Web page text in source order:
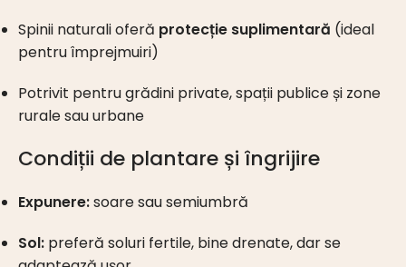
Spinii naturali oferă protecție suplimentară (ideal
pentru împrejmuiri)
Potrivit pentru grădini private, spații publice și zone
rurale sau urbane
Condiții de plantare și îngrijire
Expunere:soare sau semiumbră
Sol: preferă soluri fertile, bine drenate, dar se